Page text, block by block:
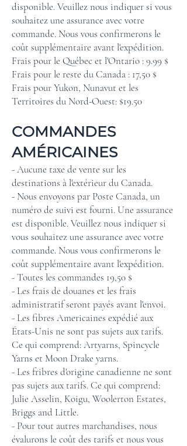
disponible. Veuillez nous indiquer si vous
souhaitez une assurance avec votre
commande. Nous vous confirmerons le
coût supplémentaire avant l'expédition.
Frais pour le Québec et l'Ontario : 9.99 $
Frais pour le reste du Canada : 17,50 $
Frais pour Yukon, Nunavut et les
Territoires du Nord-Ouest: $19.50
COMMANDES
AMÉRICAINES
- Aucune taxe de vente sur les
destinations à l'extérieur du Canada.
- Nous envoyons par Poste Canada, un
numéro de suivi est fourni. Une assurance
est disponible. Veuillez nous indiquer si
vous souhaitez une assurance avec votre
commande. Nous vous confirmerons le
coût supplémentaire avant l'expédition.
- Toutes les commandes 19,50 $
- Les frais de douanes et les frais
administratif seront payés avant l'envoi.
- Les fibres Americaines expédié aux
États-Unis ne sont pas sujets aux tarifs.
Ce qui comprend: Artyarns, Spincycle
Yarns et Moon Drake yarns.
- Les fribres d'origine canadienne ne sont
pas sujets aux tarifs. Ce qui comprend:
Julie Asselin, Koigu, Woolerton Estates,
Briggs and Little.
- Pour tout autres marchandises, nous
évalurons le coût des tarifs et nous vous